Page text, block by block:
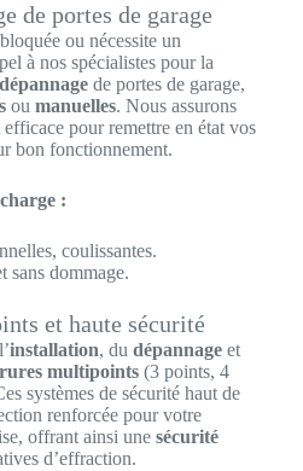
de portes de garage
ou nécessite un
à nos spécialistes pour la
dépannagede portes de garage,
ou manuelles. Nous assurons
pour remettre en état vos
bon fonctionnement.
:
coulissantes.
sans dommage.
et haute sécurité
installation, du dépannageet
multipoints(3 points, 4
systèmes de sécurité haut de
renforcée pour votre
offrant ainsi une sécurité
d’effraction.